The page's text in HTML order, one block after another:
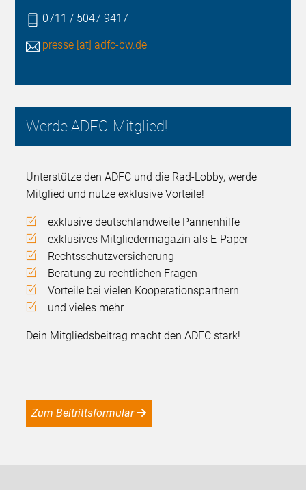
0711 / 5047 9417
presse [at] adfc-bw.de
Werde ADFC-Mitglied!
Unterstütze den ADFC und die Rad-Lobby, werde
Mitglied und nutze exklusive Vorteile!
exklusive deutschlandweite Pannenhilfe
exklusives Mitgliedermagazin als E-Paper
Rechtsschutzversicherung
Beratung zu rechtlichen Fragen
Vorteile bei vielen Kooperationspartnern
und vieles mehr
Dein Mitgliedsbeitrag macht den ADFC stark!
Zum Beitrittsformular